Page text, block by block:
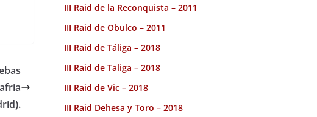
III Raid de la Reconquista – 2011
III Raid de Obulco – 2011
III Raid de Táliga – 2018
III Raid de Taliga – 2018
III Raid de Vic – 2018
III Raid Dehesa y Toro – 2018